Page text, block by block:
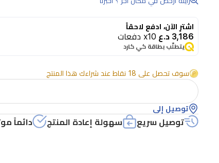
أنثوي
جريء
البرغموت
الطازج
مع
فاكهة
اشترِ الآن، ادفع لاحقاً
3,186 د.ع x10 دفعات
يتطلّب بطاقة كي كارد
سوف تحصل على 18 نقاط عند شراءك هذا المنتج
توصيل إلى
توصيل سريع سهولة إعادة المنتج دائماً